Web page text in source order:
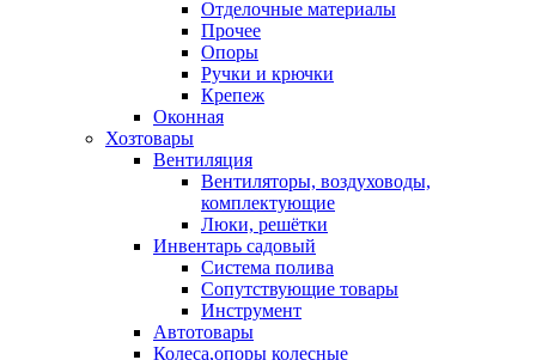
Отделочные материалы
Прочее
Опоры
Ручки и крючки
Крепеж
Оконная
Хозтовары
Вентиляция
Вентиляторы, воздуховоды,
комплектующие
Люки, решётки
Инвентарь садовый
Система полива
Сопутствующие товары
Инструмент
Автотовары
Колеса,опоры колесные